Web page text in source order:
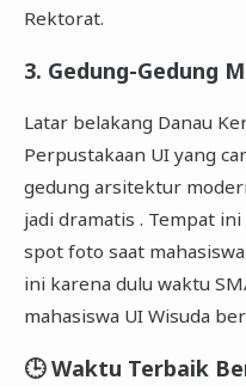
Rektorat.
3. Gedung-Gedung
Latar belakang Danau
Perpustakaan UI yang
gedung arsitektur
jadi dramatis . Tempat
spot foto saat
ini karena dulu waktu
mahasiswa UI Wisuda
🕒 Waktu Terbaik